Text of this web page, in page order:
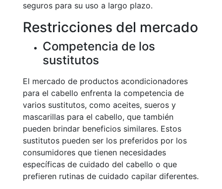
seguros para su uso a largo plazo.
Restricciones del mercado
Competencia de los
sustitutos
El mercado de productos acondicionadores
para el cabello enfrenta la competencia de
varios sustitutos, como aceites, sueros y
mascarillas para el cabello, que también
pueden brindar beneficios similares. Estos
sustitutos pueden ser los preferidos por los
consumidores que tienen necesidades
específicas de cuidado del cabello o que
prefieren rutinas de cuidado capilar diferentes.